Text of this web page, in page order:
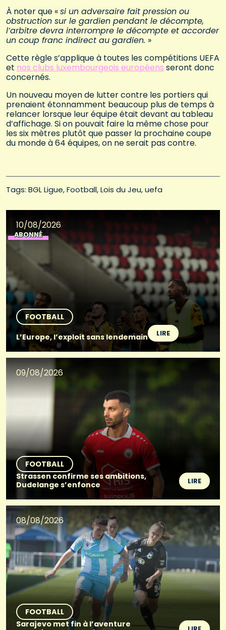
À noter que «si un adversaire fait pression ou
obstruction sur le gardien pendant le décompte,
l’arbitre devra interrompre le décompte et accorder
un coup franc indirect au gardien. »
Cette règle s’applique à toutes les compétitions UEFA
et nos clubs luxembourgeois européens seront donc
concernés.
Un nouveau moyen de lutter contre les portiers qui
prenaient étonnamment beaucoup plus de temps à
relancer lorsque leur équipe était devant au tableau
d’affichage. Si on pouvait faire la même chose pour
les six mètres plutôt que passer la prochaine coupe
du monde à 64 équipes, on ne serait pas contre.
Tags: BGL Ligue Football Lois du Jeu uefa
10/08/2026
ABONNÉ
FOOTBALL
L’Europe, l’exploit sans lendemain
LIRE
09/08/2026
FOOTBALL
Strassen confirme ses ambitions,
Dudelange s’enfonce
LIRE
08/08/2026
FOOTBALL
Sarajevo met fin à l’aventure